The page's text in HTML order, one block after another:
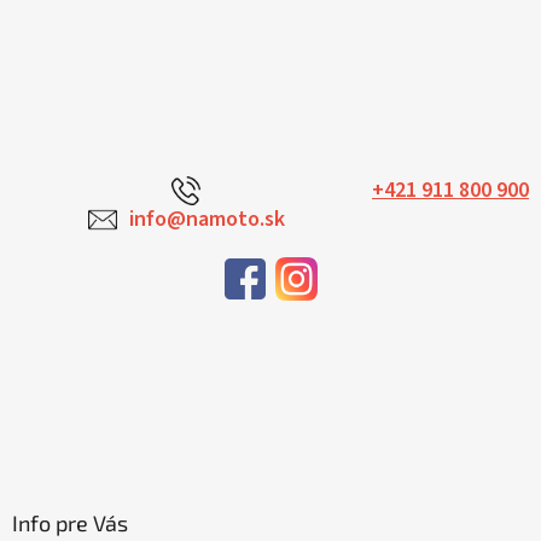
+421 911 800 900
info@namoto.sk
Info pre Vás